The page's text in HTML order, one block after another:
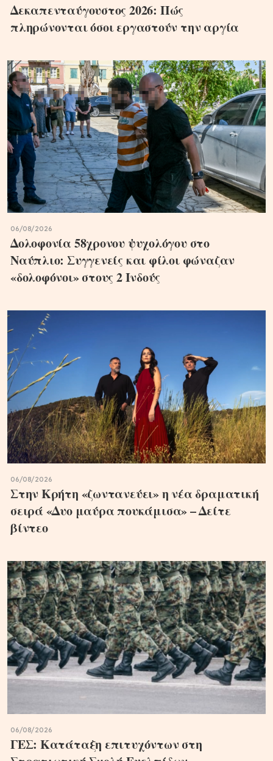
Δεκαπενταύγουστος 2026: Πώς
πληρώνονται όσοι εργαστούν την αργία
06/08/2026
Δολοφονία 58χρονου ψυχολόγου στο
Ναύπλιο: Συγγενείς και φίλοι φώναζαν
«δολοφόνοι» στους 2 Ινδούς
06/08/2026
Στην Κρήτη «ζωντανεύει» η νέα δραματική
σειρά «Δυο μαύρα πουκάμισα» – Δείτε
βίντεο
06/08/2026
ΓΕΣ: Κατάταξη επιτυχόντων στη